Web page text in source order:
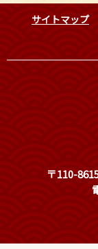
サイトマップ
〒110-